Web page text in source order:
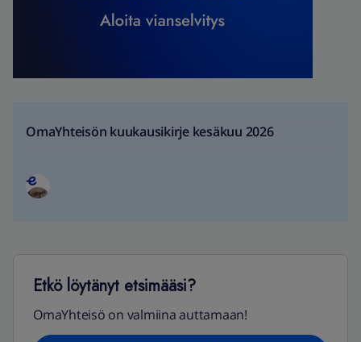
OmaYhteisön kuukausikirje kesäkuu 2026
Etkö löytänyt etsimääsi?
OmaYhteisö on valmiina auttamaan!